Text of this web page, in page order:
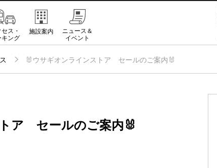
ス・
ング
施設案内
ニュース＆
イベント
🐰ウサギオンラインストア セールのご案内🐰
ア セールのご案内🐰